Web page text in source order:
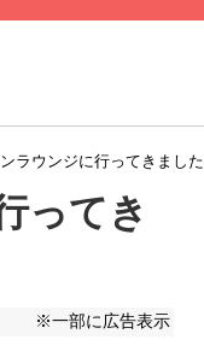
ラウンジに行ってきました
ってき
※一部に広告表示